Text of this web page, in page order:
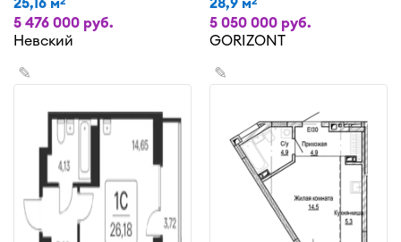
5 476 000 руб.
Невский
5 050 000 руб.
GORIZONT
✎ ✎